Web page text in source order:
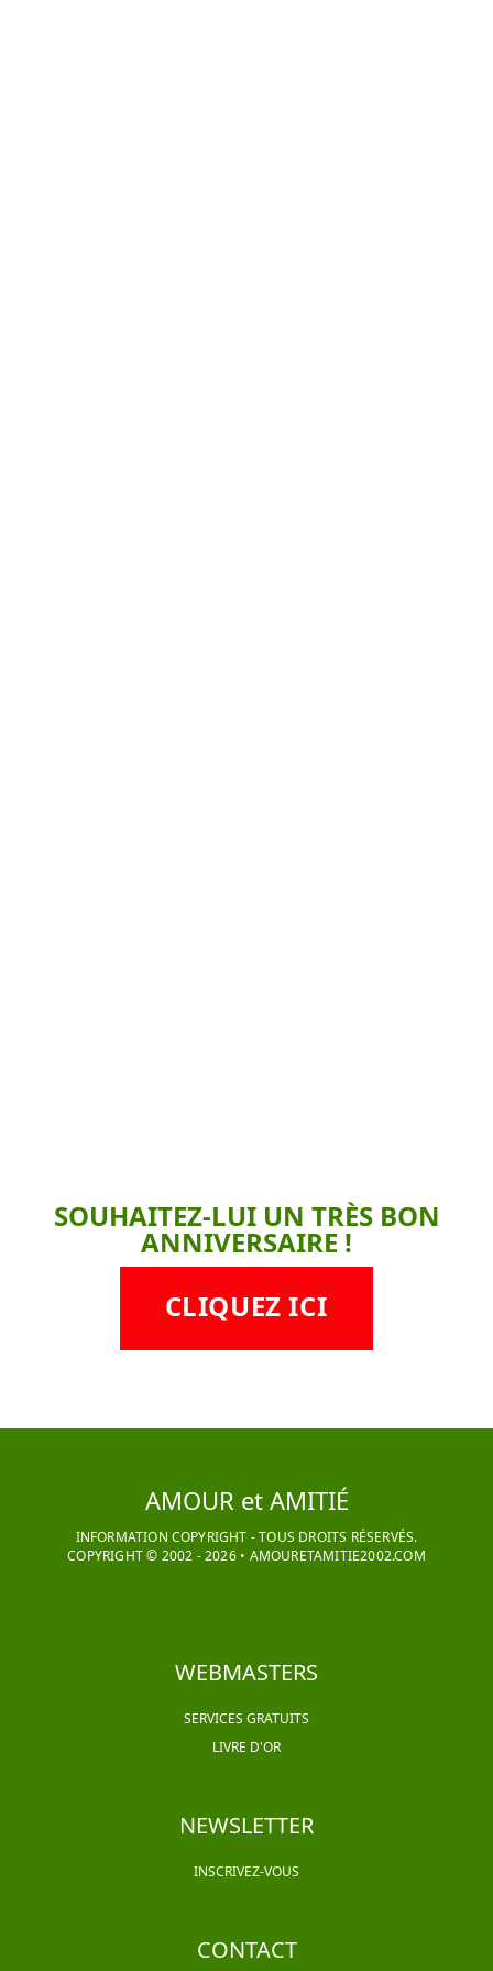
SOUHAITEZ-LUI UN TRÈS BON
ANNIVERSAIRE !
CLIQUEZ ICI
AMOUR et AMITIÉ
INFORMATION COPYRIGHT - TOUS DROITS RÉSERVÉS.
COPYRIGHT © 2002 -2026• AMOURETAMITIE2002.COM
WEBMASTERS
SERVICES GRATUITS
LIVRE D'OR
NEWSLETTER
INSCRIVEZ-VOUS
CONTACT